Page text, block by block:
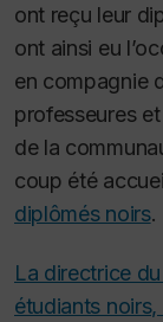
ont reçu leur
ont ainsi eu
en compagnie
professeures
de la
coup été
diplômés noirs.
La directrice
étudiants